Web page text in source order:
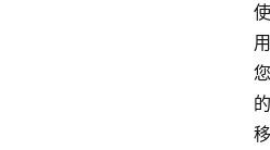
使
用
您
的
移